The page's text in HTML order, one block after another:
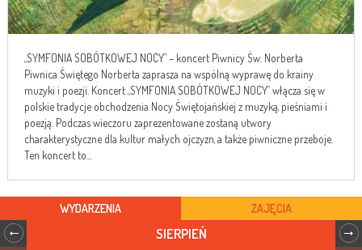
„SYMFONIA SOBÓTKOWEJ NOCY” – koncert Piwnicy Św. Norberta
Piwnica Świętego Norberta zaprasza na wspólną wyprawę do krainy
muzyki i poezji. Koncert „SYMFONIA SOBÓTKOWEJ NOCY” włącza się w
polskie tradycje obchodzenia Nocy Świętojańskiej z muzyką, pieśniami i
poezją. Podczas wieczoru zaprezentowane zostaną utwory
charakterystyczne dla kultur małych ojczyzn, a także piwniczne przeboje.
Ten koncert to...
WYDARZENIA ZAJĘCIA
SIERPIEŃ